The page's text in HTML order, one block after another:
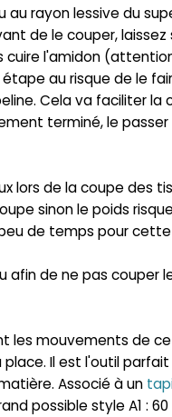
rayon lessive du
de lecouper,
cuire l'amidon
au risque de le
Cela va faciliter la
terminé, le
lors de la coupe des
sinon le poids
de temps pour
de ne pas couper
les mouvements de ce
place. Il est l'outil
Associé à un
possible style A1 :